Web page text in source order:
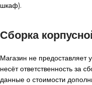
шкаф).
Сборка
Магазин не предоставляет
несёт ответственность за
данные о стоимости